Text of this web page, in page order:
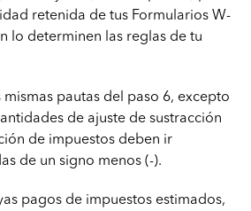
retenida de tus Formularios W-
lo determinen las reglas de tu
mismas pautas del paso 6, excepto
de ajuste de sustracción
de impuestos deben ir
de un signo menos (-).
pagos de impuestos estimados,